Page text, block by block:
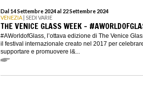
Dal 14 Settembre 2024 al 22 Settembre 2024
VENEZIA | SEDI VARIE
THE VENICE GLASS WEEK -
#AWorldofGlass, l’ottava edizione di The Venice
il festival internazionale creato nel 2017 per
supportare e promuovere l&...